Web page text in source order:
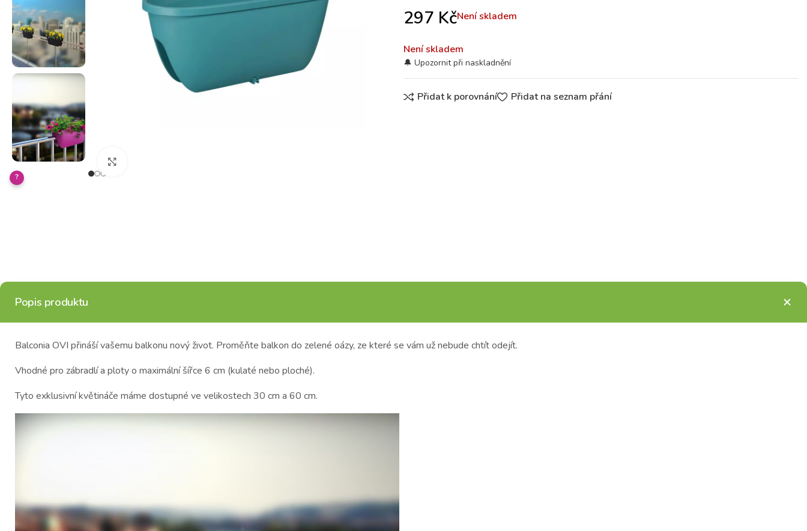
?
297 KčNení skladem
Není skladem
Přidat k porovnání Přidat na seznam přání
Popis produktu
Balconia OVI přináší vašemu balkonu nový život. Proměňte balkon do zelené oázy, ze které se vám už nebude chtít odejít.
Vhodné pro zábradlí a ploty o maximální šířce 6 cm (kulaté nebo ploché).
Tyto exklusivní květináče máme dostupné ve velikostech 30 cm a 60 cm.